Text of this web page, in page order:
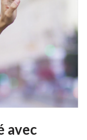
avec